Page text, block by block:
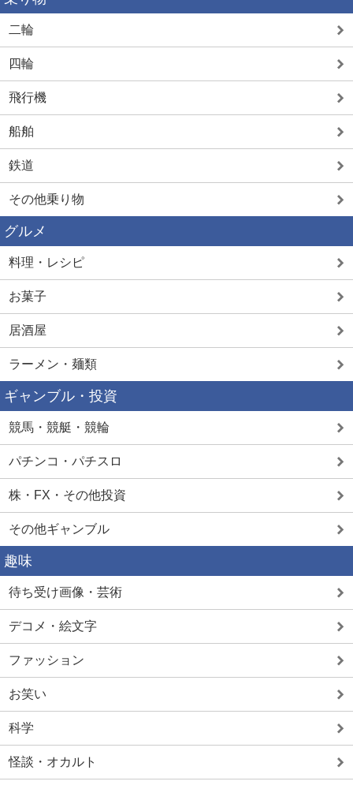
二輪
四輪
飛行機
船舶
鉄道
その他乗り物
グルメ
料理・レシピ
お菓子
居酒屋
ラーメン・麺類
ギャンブル・投資
競馬・競艇・競輪
パチンコ・パチスロ
株・FX・その他投資
その他ギャンブル
趣味
待ち受け画像・芸術
デコメ・絵文字
ファッション
お笑い
科学
怪談・オカルト